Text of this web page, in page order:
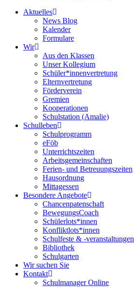
Aktuelles
News Blog
Kalender
Formulare
Wir
Aus den Klassen
Unser Kollegium
Schüler*innenvertretung
Elternvertretung
Förderverein
Gremien
Kooperationen
Schulstation (Amalie)
Schulleben
Schulprogramm
eFöb
Unterrichtszeiten
Arbeitsgemeinschaften
Ferien- und Betreuungszeiten
Hausordnung
Mittagessen
Besondere Angebote
Chancenpatenschaft
BewegungsCoach
Schülerlots*innen
Konfliktlots*innen
Schulfeste & -veranstaltungen
Bibliothek
Schulgarten
Wir suchen Sie
Kontakt
Schulmanager Online